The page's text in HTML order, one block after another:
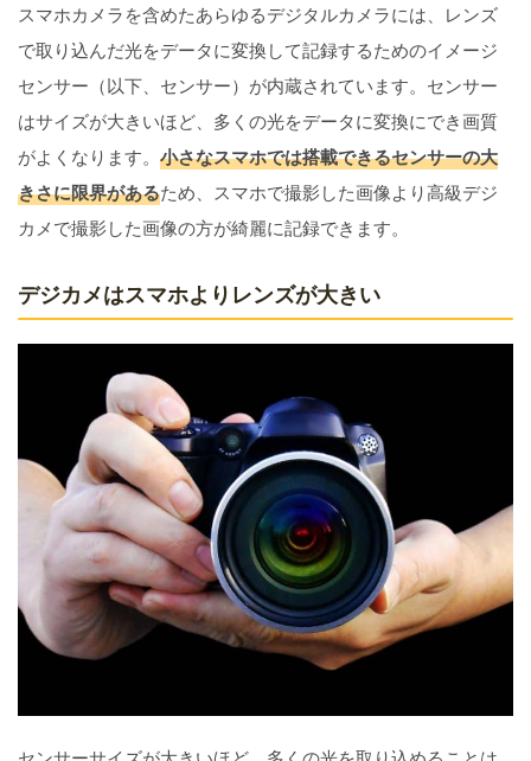
スマホカメラを含めたあらゆるデジタルカメラには、レンズ
で取り込んだ光をデータに変換して記録するためのイメージ
センサー（以下、センサー）が内蔵されています。センサー
はサイズが大きいほど、多くの光をデータに変換にでき画質
がよくなります。 小さなスマホでは搭載できるセンサーの大
きさに限界があるため、スマホで撮影した画像より高級デジ
カメで撮影した画像の方が綺麗に記録できます。
デジカメはスマホよりレンズが大きい